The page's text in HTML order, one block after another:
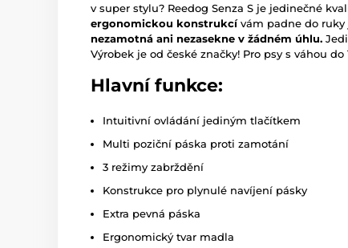
v super stylu? Reedog Senza S je jedinečné
ergonomickou konstrukcívám padne do ruky
nezamotná ani nezasekne v žádném úhlu.
Výrobek je od české značky! Pro psy s váhou do
Hlavní funkce:
Intuitivní ovládání jediným tlačítkem
Multi poziční páska proti zamotání
3 režimy zabrždění
Konstrukce pro plynulé navíjení pásky
Extra pevná páska
Ergonomický tvar madla